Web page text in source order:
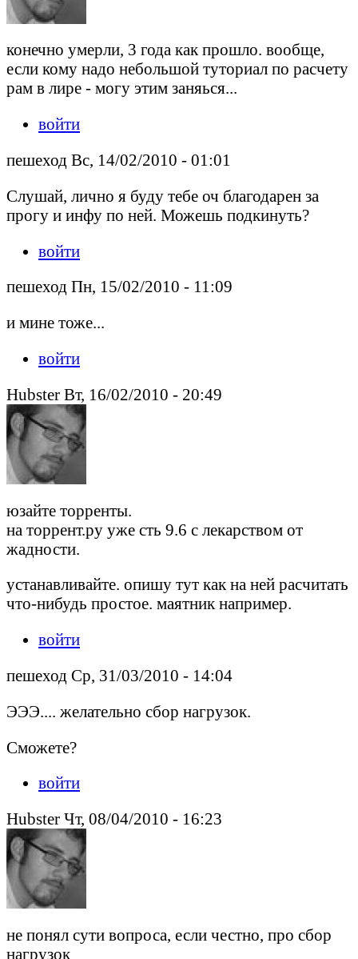
конечно умерли, 3 года как прошло. вообще,
если кому надо небольшой туториал по расчету
рам в лире - могу этим заняься...
войти
пешеход Вс, 14/02/2010 - 01:01
Слушай, лично я буду тебе оч благодарен за
прогу и инфу по ней. Можешь подкинуть?
войти
пешеход Пн, 15/02/2010 - 11:09
и мине тоже...
войти
Hubster Вт, 16/02/2010 - 20:49
юзайте торренты.
на торрент.ру уже сть 9.6 с лекарством от
жадности.
устанавливайте. опишу тут как на ней расчитать
что-нибудь простое. маятник например.
войти
пешеход Ср, 31/03/2010 - 14:04
ЭЭЭ.... желательно сбор нагрузок.
Сможете?
войти
Hubster Чт, 08/04/2010 - 16:23
не понял сути вопроса, если честно, про сбор
нагрузок